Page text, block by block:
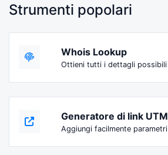
Strumenti popolari
Whois Lookup
Generatore di link UTM